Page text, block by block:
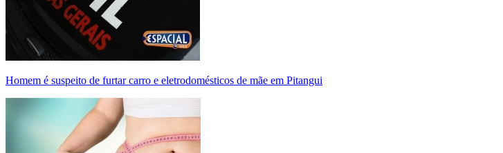
Homem é suspeito de furtar carro e eletrodomésticos de mãe em Pitangui